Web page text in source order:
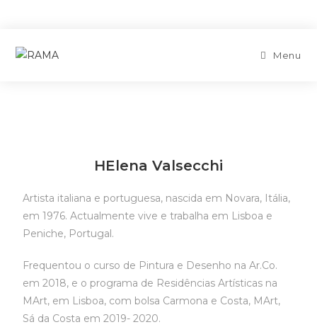
Menu
HElena Valsecchi
Artista italiana e portuguesa, nascida em Novara, Itália,
em 1976. Actualmente vive e trabalha em Lisboa e
Peniche, Portugal.
Frequentou o curso de Pintura e Desenho na Ar.Co.
em 2018, e o programa de Residências Artísticas na
MArt, em Lisboa, com bolsa Carmona e Costa, MArt,
Sá da Costa em 2019- 2020.